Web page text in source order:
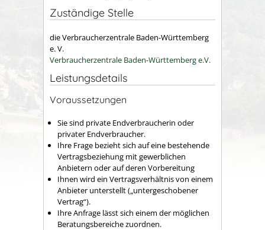
Zuständige Stelle
die Verbraucherzentrale Baden-Württemberg
e. V.
Verbraucherzentrale Baden-Württemberg e.V.
Leistungsdetails
Voraussetzungen
Sie sind private Endverbraucherin oder
privater Endverbraucher.
Ihre Frage bezieht sich auf eine bestehende
Vertragsbeziehung mit gewerblichen
Anbietern oder auf deren Vorbereitung
Ihnen wird ein Vertragsverhältnis von einem
Anbieter unterstellt („untergeschobener
Vertrag“).
Ihre Anfrage lässt sich einem der möglichen
Beratungsbereiche zuordnen.